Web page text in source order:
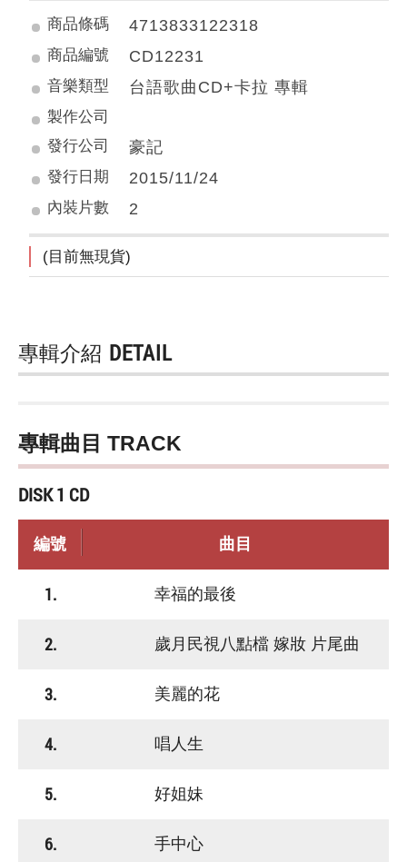
商品條碼 4713833122318
商品編號 CD12231
音樂類型 台語歌曲CD+卡拉 專輯
製作公司
發行公司
豪記
發行日期 2015/11/24
內裝片數 2
(目前無現貨)
專輯介紹 DETAIL
專輯曲目 TRACK
DISK 1 CD
編號 曲目
1. 幸福的最後
2. 歲月民視八點檔 嫁妝 片尾曲
3. 美麗的花
4. 唱人生
5. 好姐妹
6. 手中心